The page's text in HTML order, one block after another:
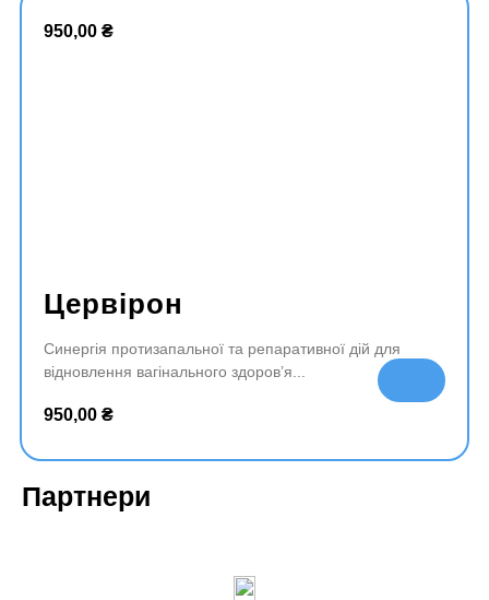
950,00 ₴
Цервірон
Синергія протизапальної та репаративної дій для
відновлення вагінального здоров’я
950,00 ₴
да
Партнери